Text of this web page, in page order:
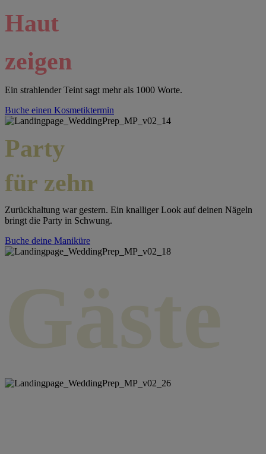
Haut
zeigen
Ein strahlender Teint sagt mehr als 1000 Worte.
Buche einen Kosmetiktermin
Party
für zehn
Zurückhaltung war gestern. Ein knalliger Look auf deinen Nägeln
bringt die Party in Schwung.
Buche deine Maniküre